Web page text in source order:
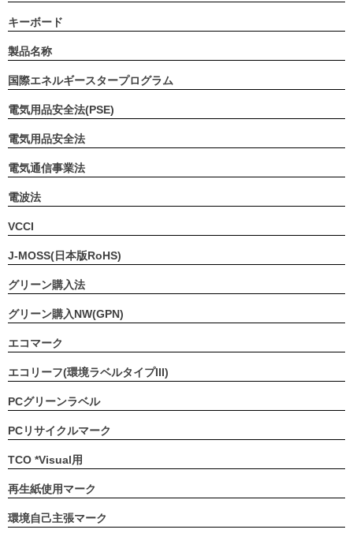
キーボード
製品名称
国際エネルギースタープログラム
電気用品安全法(PSE)
電気用品安全法
電気通信事業法
電波法
VCCI
J-MOSS(日本版RoHS)
グリーン購入法
グリーン購入NW(GPN)
エコマーク
エコリーフ(環境ラベルタイプIII)
PCグリーンラベル
PCリサイクルマーク
TCO *Visual用
再生紙使用マーク
環境自己主張マーク